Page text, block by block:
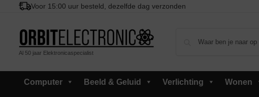
Voor 15:00 uur besteld, dezelfde dag verzonden
Al 50 jaar Elektronicaspecialist
Computer Beeld & Geluid Verlichting Wonen